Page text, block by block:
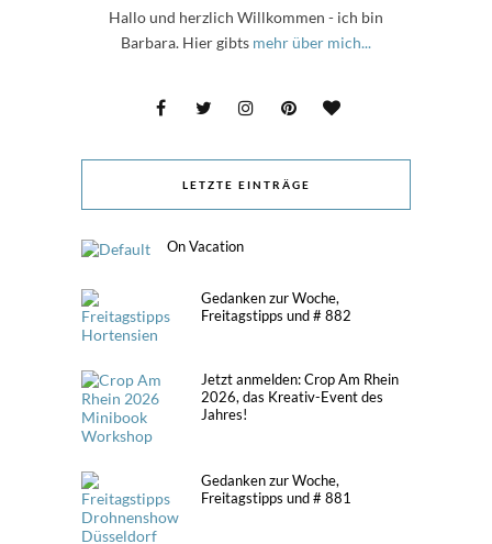
Hallo und herzlich Willkommen - ich bin
Barbara. Hier gibts mehr über mich...
LETZTE EINTRÄGE
On Vacation
Gedanken zur Woche,
Freitagstipps und # 882
Jetzt anmelden: Crop Am Rhein
2026, das Kreativ-Event des
Jahres!
Gedanken zur Woche,
Freitagstipps und # 881